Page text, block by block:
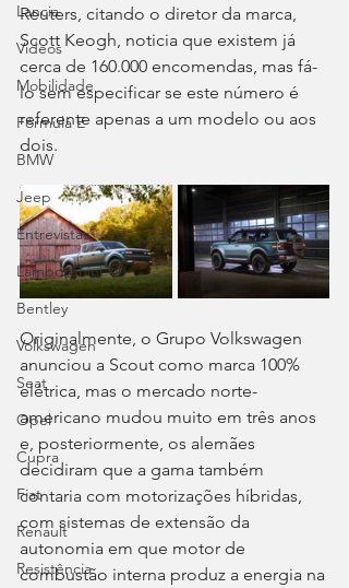
Lancia
Videos
Mobilidade
Fórmula E
BMW
Jeep
Entrevistas
Lamborghini
Bentley
Volkswagen
Seat
Opel
Cupra
Fiat
Renault
Resistência
Reuters, citando o diretor da marca,
Scott Keogh, noticia que existem já
cerca de 160.000 encomendas, mas fá-
lo sem especificar se este número é
referente apenas a um modelo ou aos
dois.
Originalmente, o Grupo Volkswagen
anunciou a Scout como marca 100%
elétrica, mas o mercado norte-
americano mudou muito em três anos
e, posteriormente, os alemães
decidiram que a gama também
contaria com motorizações híbridas,
com sistemas de extensão da
autonomia em que motor de
combustão interna produz a energia na